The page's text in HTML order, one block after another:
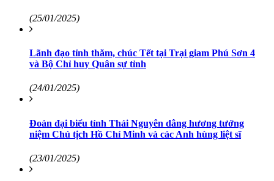
(25/01/2025)
Lãnh đạo tỉnh thăm, chúc Tết tại Trại giam Phú Sơn 4
và Bộ Chỉ huy Quân sự tỉnh
(24/01/2025)
Đoàn đại biểu tỉnh Thái Nguyên dâng hương tưởng
niệm Chủ tịch Hồ Chí Minh và các Anh hùng liệt sĩ
(23/01/2025)